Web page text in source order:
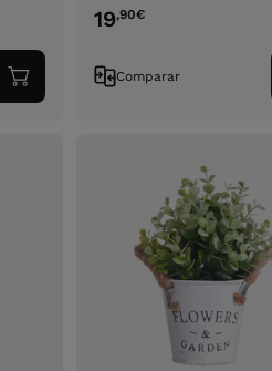
Adicionar
ao
19,90€
Comparar